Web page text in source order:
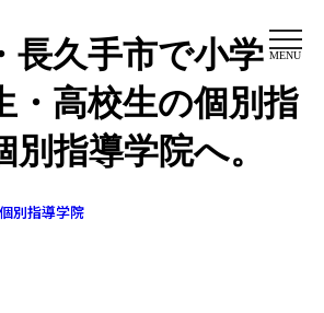
長久手市で小学
・高校生の個別指
指導学院へ。
別指導学院
MENU